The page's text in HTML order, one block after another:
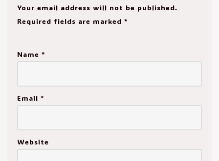
Your email address will not be published.
Required fields are marked *
Name *
Email *
Website